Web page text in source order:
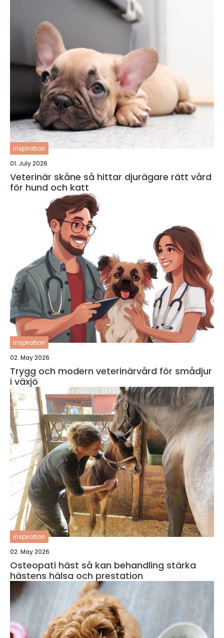
inspiration
01. July 2026
Veterinär skåne så hittar djurägare rätt vård
för hund och katt
inspiration
02. May 2026
Trygg och modern veterinärvård för smådjur
i växjö
inspiration
02. May 2026
Osteopati häst så kan behandling stärka
hästens hälsa och prestation